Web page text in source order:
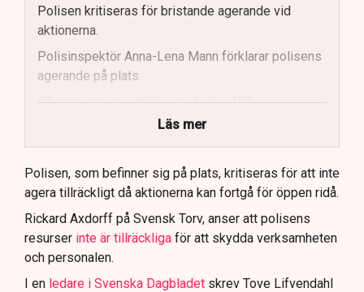
Polisen kritiseras för bristande agerande vid
aktionerna.
Polisinspektör Anna-Lena Mann förklarar polisens
agerande på plats.
40 personer misstänks med cirka 120
brottsmisstankar kopplade.
Polisen använder drönare och uniformerad polis
för att dokumentera bevis.
Samtidigt är polisarbetet komplext när det gäller
att navigera juridiska rättigheter och gränser.
Läs mer
Polisen, som befinner sig på plats, kritiseras för att inte
agera tillräckligt då aktionerna kan fortgå för öppen ridå.
Rickard Axdorff på Svensk Torv, anser att polisens
resurser inte är tillräckliga för att skydda verksamheten
och personalen.
I en ledare i Svenska Dagbladet skrev Tove Lifvendahl